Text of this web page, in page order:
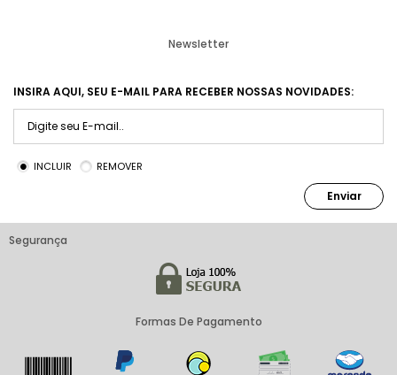
Newsletter
INSIRA AQUI, SEU E-MAIL PARA RECEBER NOSSAS NOVIDADES:
INCLUIR REMOVER
Enviar
Segurança
Formas De Pagamento